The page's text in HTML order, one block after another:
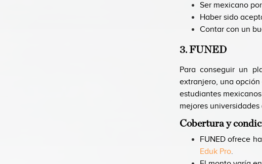
Ser mexicano
Haber sido
Contar con un
3. FUNED
Para conseguir un
extranjero, una opción
estudiantes
mejores universidades
Cobertura y
FUNED ofrece
Eduk Pro.